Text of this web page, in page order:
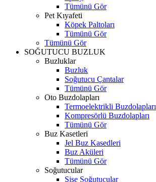
Tümünü Gör
Pet Kıyafeti
Köpek Paltoları
Tümünü Gör
Tümünü Gör
SOĞUTUCU BUZLUK
Buzluklar
Buzluk
Soğutucu Çantalar
Tümünü Gör
Oto Buzdolapları
Termoelektrikli Buzdolapları
Kompresörlü Buzdolapları
Tümünü Gör
Buz Kasetleri
Jel Buz Kasedleri
Buz Aküleri
Tümünü Gör
Soğutucular
Şişe Soğutucular